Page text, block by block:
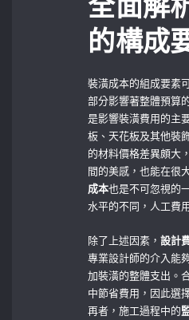
全面解
的構成
裝潢成本的組成要素
部分影響著整體預算
是影響裝潢費用的主
板、天花板及其他裝
的材料價格差異頗大
間的美感，也能在很
成本也是不可忽視的
水平的不同，人工費
除了上述因素，設計
專業設計師的介入能
加裝潢的整體支出。
中節省費用，因此選
再者，施工過程中的